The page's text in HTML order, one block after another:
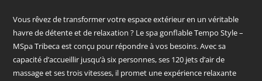
Vous rêvez de transformer votre espace extérieur en un véritable
havre de détente et de relaxation ? Le spa gonflable Tempo Style –
MSpa Tribeca est conçu pour répondre à vos besoins. Avec sa
capacité d’accueillir jusqu’à six personnes, ses 120 jets d’air de
massage et ses trois vitesses, il promet une expérience relaxante